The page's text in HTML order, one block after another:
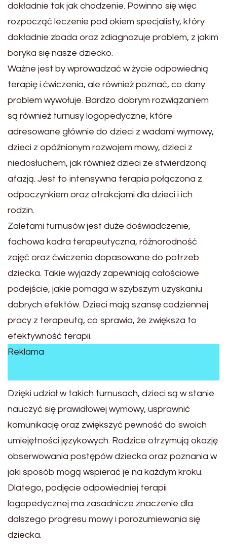
dokładnie tak jak chodzenie. Powinno się więc
rozpocząć leczenie pod okiem specjalisty, który
dokładnie zbada oraz zdiagnozuje problem, z jakim
boryka się nasze dziecko.
Ważne jest by wprowadzać w życie odpowiednią
terapię i ćwiczenia, ale również poznać, co dany
problem wywołuje. Bardzo dobrym rozwiązaniem
są również turnusy logopedyczne, które
adresowane głównie do dzieci z wadami wymowy,
dzieci z opóźnionym rozwojem mowy, dzieci z
niedosłuchem, jak również dzieci ze stwierdzoną
afazją. Jest to intensywna terapia połączona z
odpoczynkiem oraz atrakcjami dla dzieci i ich
rodzin.
Zaletami turnusów jest duże doświadczenie,
fachowa kadra terapeutyczna, różnorodność
zajęć oraz ćwiczenia dopasowane do potrzeb
dziecka. Takie wyjazdy zapewniają całościowe
podejście, jakie pomaga w szybszym uzyskaniu
dobrych efektów. Dzieci mają szansę codziennej
pracy z terapeutą, co sprawia, że zwiększa to
efektywność terapii.
Reklama
Dzięki udział w takich turnusach, dzieci są w stanie
nauczyć się prawidłowej wymowy, usprawnić
komunikację oraz zwiększyć pewność do swoich
umiejętności językowych. Rodzice otrzymują okazję
obserwowania postępów dziecka oraz poznania w
jaki sposób mogą wspierać je na każdym kroku.
Dlatego, podjęcie odpowiedniej terapii
logopedycznej ma zasadnicze znaczenie dla
dalszego progresu mowy i porozumiewania się
dziecka.